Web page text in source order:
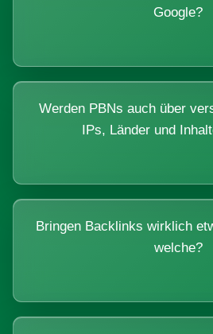
Google?
Werden PBNs auch über
IPs, Länder und
Bringen Backlinks wirklich
welche?